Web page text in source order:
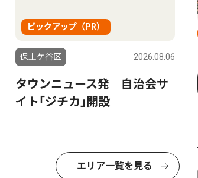
ピックアップ（PR）
保土ケ谷区 2026.08.06
タウンニュース発 自治会サ
イト｢ジチカ｣開設
エリア一覧を見る